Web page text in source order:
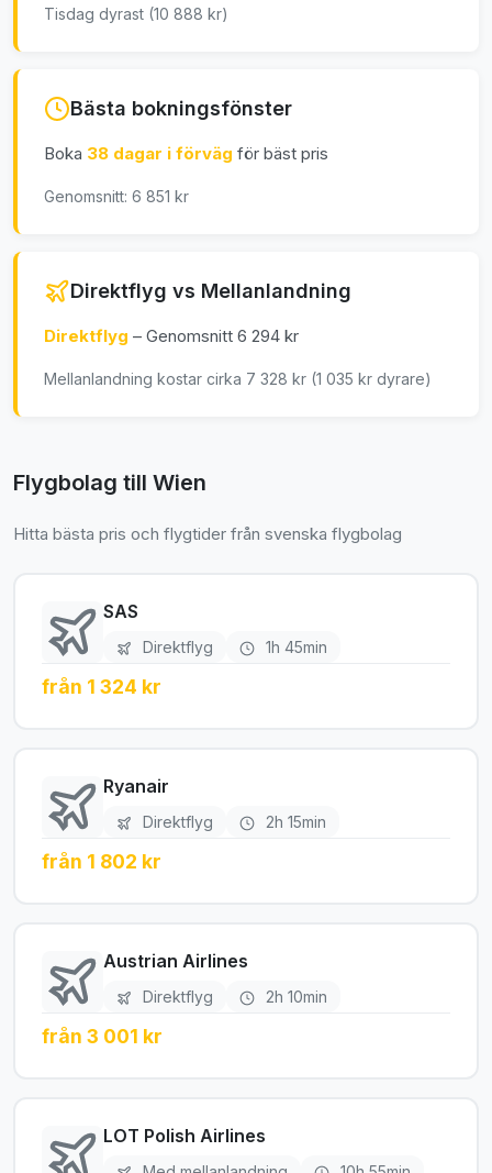
Tisdag dyrast (10 888 kr)
Bästa bokningsfönster
Boka 38 dagar i förväg för bäst pris
Genomsnitt: 6 851 kr
Direktflyg vs Mellanlandning
Direktflyg – Genomsnitt 6 294 kr
Mellanlandning kostar cirka 7 328 kr (1 035 kr dyrare)
Flygbolag till Wien
Hitta bästa pris och flygtider från svenska flygbolag
SAS
Direktflyg 1h 45min
från 1 324 kr
Ryanair
Direktflyg 2h 15min
från 1 802 kr
Austrian Airlines
Direktflyg 2h 10min
från 3 001 kr
LOT Polish Airlines